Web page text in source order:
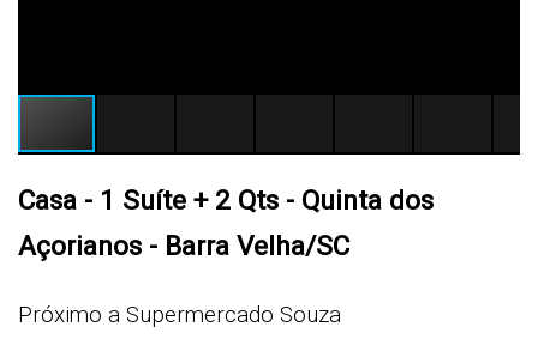
Casa - 1 Suíte + 2 Qts - Quinta dos
Açorianos - Barra Velha/SC
Próximo a Supermercado Souza